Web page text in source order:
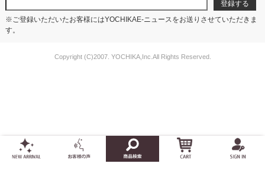
※ご登録いただいたお客様にはYOCHIKAE-ニュースをお送りさせていただきま
す。
Copyright (C)2007. YOCHIKA,Inc.All Rights Reserved.